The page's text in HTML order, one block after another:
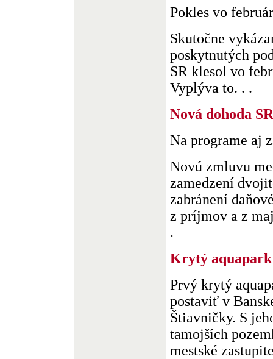
Pokles vo
Skutočne
poskytnutých
SR klesol vo
Vyplýva to. . .
Nová dohoda
Na programe aj
Novú zmluvu
zamedzení
zabránení
z príjmov a z
.
Krytý aquapark
Prvý krytý
postaviť v
Štiavničky. S
tamojších
mestské